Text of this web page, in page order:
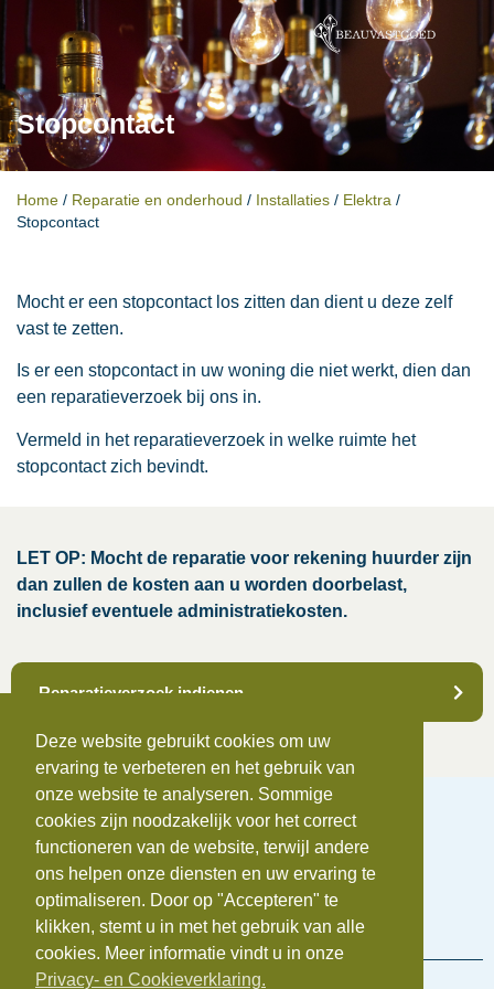
Stopcontact
Home / Reparatie en onderhoud / Installaties / Elektra /
Stopcontact
Mocht er een stopcontact los zitten dan dient u deze zelf
vast te zetten.
Is er een stopcontact in uw woning die niet werkt, dien dan
een reparatieverzoek bij ons in.
Vermeld in het reparatieverzoek in welke ruimte het
stopcontact zich bevindt.
LET OP: Mocht de reparatie voor rekening huurder zijn
dan zullen de kosten aan u worden doorbelast,
inclusief eventuele administratiekosten.
Reparatieverzoek indienen
Telefoonnummer:0172-742655
E-mail:info@beauvastgoed.nl
BTW: NL.8633.39.281.B.01 |KvK:84734876
Deze website gebruikt cookies om uw
ervaring te verbeteren en het gebruik van
onze website te analyseren. Sommige
cookies zijn noodzakelijk voor het correct
functioneren van de website, terwijl andere
ons helpen onze diensten en uw ervaring te
optimaliseren. Door op "Accepteren" te
klikken, stemt u in met het gebruik van alle
cookies. Meer informatie vindt u in onze
Privacy- en Cookieverklaring.